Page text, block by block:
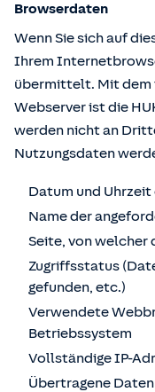
Browserdaten
Wenn Sie sich auf
Ihrem
übermittelt. Mit dem
Webserver ist die
werden nicht an
Nutzungsdaten
Datum und
Name der
Seite, von welcher
Zugriffsstatus
gefunden, etc.)
Verwendete
Betriebssystem
Vollständige IP-
Übertragene